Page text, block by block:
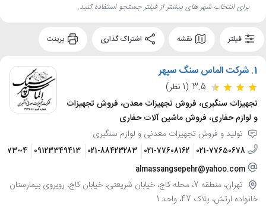
برای انتخاب شهر های بیشتر از فیلتر جستجو استفاده کنید.
فیلتر نقشه
1. شرکت الماس سنگ سپهر
3.5 (1 نظر)
تجهیزات سنگبری، فروش تجهیزات معدن، فروش تجهیزات
و لوازم حفاری، فروش ماشین آلات حفاری
تولید و فروش تجهیزات معدنی و لوازم سنگبری
021-77650678
021-77608162
021-88423283
09123349413
almassangsepehr@yahoo.com
تهران، منطقه 7، محله کاج، خیابان شریعتی، خیابان کاج، روبروی بیمارستان
خانواده ارتش، پلاک 47، واحد 1